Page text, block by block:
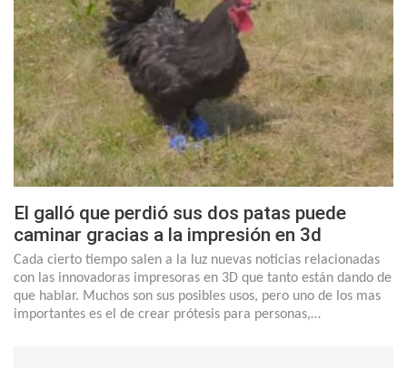
El galló que perdió sus dos patas puede
caminar gracias a la impresión en 3d
Cada cierto tiempo salen a la luz nuevas noticias relacionadas
con las innovadoras impresoras en 3D que tanto están dando de
que hablar. Muchos son sus posibles usos, pero uno de los mas
importantes es el de crear prótesis para personas,…